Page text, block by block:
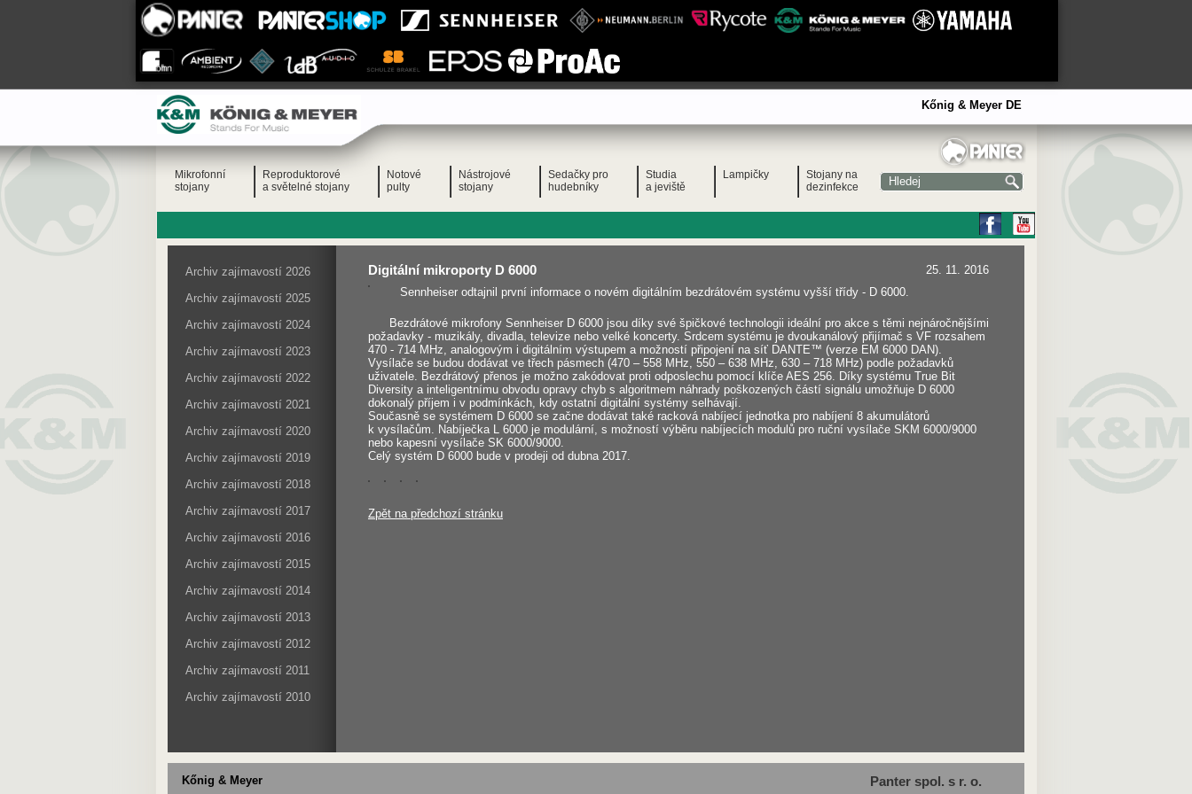
Archiv zajímavostí 2026
Archiv zajímavostí 2025
Archiv zajímavostí 2024
Archiv zajímavostí 2023
Archiv zajímavostí 2022
Archiv zajímavostí 2021
Archiv zajímavostí 2020
Archiv zajímavostí 2019
Archiv zajímavostí 2018
Archiv zajímavostí 2017
Archiv zajímavostí 2016
Archiv zajímavostí 2015
Archiv zajímavostí 2014
Archiv zajímavostí 2013
Archiv zajímavostí 2012
Archiv zajímavostí 2011
Archiv zajímavostí 2010
Digitální mikroporty D 6000
25. 11. 2016
Sennheiser odtajnil první informace o novém digitálním bezdrátovém systému vyšší třídy - D 6000.
Bezdrátové mikrofony Sennheiser D 6000 jsou díky své špičkové technologii ideální pro akce s těmi nejnáročnějšími
požadavky - muzikály, divadla, televize nebo velké koncerty. Srdcem systému je dvoukanálový přijímač s VF rozsahem
470 - 714 MHz, analogovým i digitálním výstupem a možností připojení na síť DANTE™ (verze EM 6000 DAN).
Vysílače se budou dodávat ve třech pásmech (470 – 558 MHz, 550 – 638 MHz, 630 – 718 MHz) podle požadavků
uživatele. Bezdrátový přenos je možno zakódovat proti odposlechu pomocí klíče AES 256. Díky systému True Bit
Diversity a inteligentnímu obvodu opravy chyb s algoritmem náhrady poškozených částí signálu umožňuje D 6000
dokonalý příjem i v podmínkách, kdy ostatní digitální systémy selhávají.
Současně se systémem D 6000 se začne dodávat také racková nabíjecí jednotka pro nabíjení 8 akumulátorů
k vysílačům. Nabíječka L 6000 je modulární, s možností výběru nabíjecích modulů pro ruční vysílače SKM 6000/9000
nebo kapesní vysílače SK 6000/9000.
Celý systém D 6000 bude v prodeji od dubna 2017.
Zpět na předchozí stránku
Kőnig & Meyer DE
Mikrofonní
stojany
Reproduktorové
a světelné stojany
Notové
pulty
Nástrojové
stojany
Sedačky pro
hudebníky
Studia
a jeviště
Lampičky
Stojany na
dezinfekce
Kőnig & Meyer Panter spol. s r. o.